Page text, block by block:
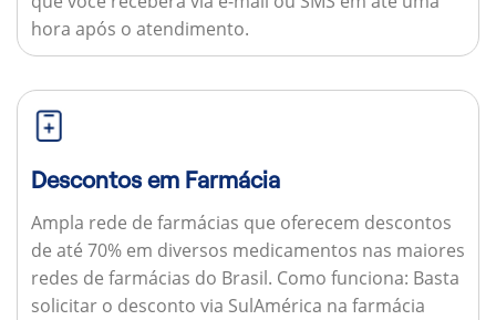
hora após o atendimento.
Descontos em Farmácia
Ampla rede de farmácias que oferecem descontos
de até 70% em diversos medicamentos nas maiores
redes de farmácias do Brasil. Como funciona: Basta
solicitar o desconto via SulAmérica na farmácia